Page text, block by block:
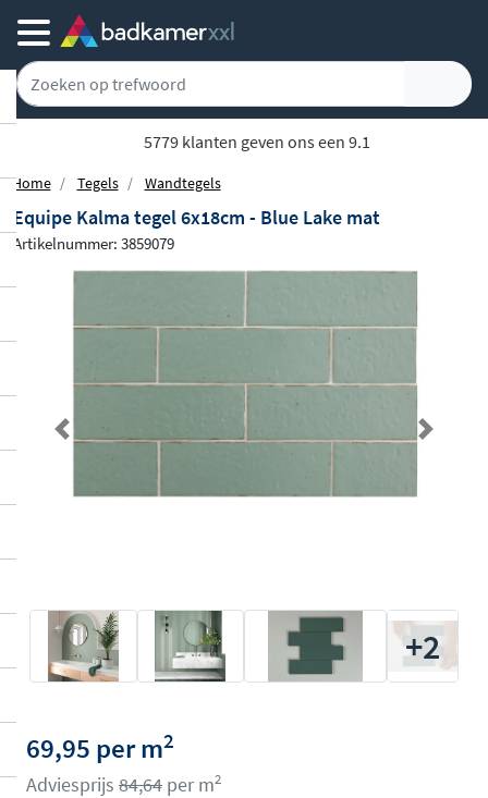
5779 klanten geven ons een 9.1
Home Tegels Wandtegels
Equipe Kalma tegel 6x18cm - Blue Lake mat
Artikelnummer: 3859079
Previous Next
+2
69,95 per m2
Adviesprijs 84,64 per m2